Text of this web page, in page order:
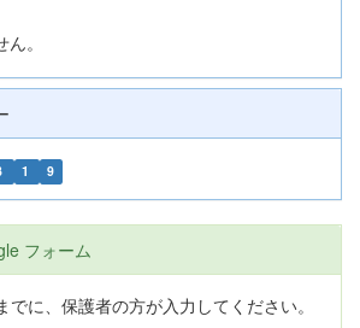
。
1 9
フォーム
に、保護者の方が入力してください。